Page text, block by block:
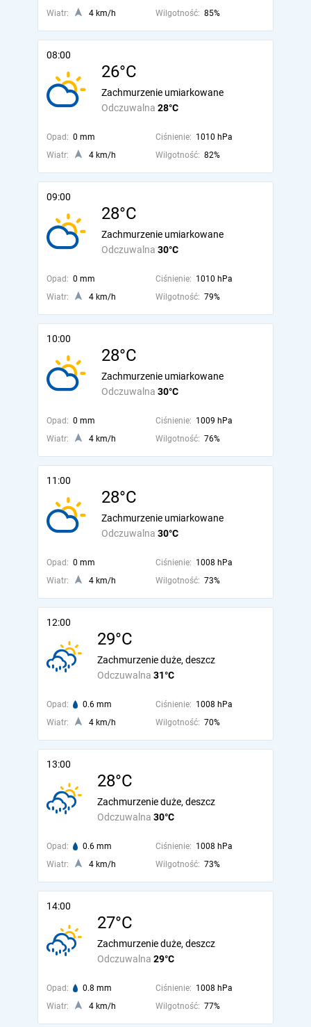
Wiatr: 4 km/h Wilgotność: 85%
08:00
26°C
Odczuwalna 28°C
Zachmurzenie umiarkowane
Opad: 0 mm Ciśnienie: 1010 hPa
Wiatr:
4 km/h Wilgotność: 82%
09:00
28°C
Odczuwalna 30°C
Zachmurzenie umiarkowane
Opad: 0 mm Ciśnienie: 1010 hPa
Wiatr:
4 km/h Wilgotność: 79%
10:00
28°C
Odczuwalna 30°C
Zachmurzenie umiarkowane
Opad: 0 mm Ciśnienie: 1009 hPa
Wiatr:
4 km/h Wilgotność: 76%
11:00
28°C
Odczuwalna 30°C
Zachmurzenie umiarkowane
Opad: 0 mm Ciśnienie: 1008 hPa
Wiatr:
4 km/h Wilgotność: 73%
12:00
29°C
Odczuwalna 31°C
Zachmurzenie duże, deszcz
Opad: 0.6 mm Ciśnienie: 1008 hPa
Wiatr:
4 km/h Wilgotność: 70%
13:00
28°C
Odczuwalna 30°C
Zachmurzenie duże, deszcz
Opad: 0.6 mm Ciśnienie: 1008 hPa
Wiatr:
4 km/h Wilgotność: 73%
14:00
27°C
Odczuwalna 29°C
Zachmurzenie duże, deszcz
Opad: 0.8 mm Ciśnienie: 1008 hPa
Wiatr:
4 km/h Wilgotność: 77%